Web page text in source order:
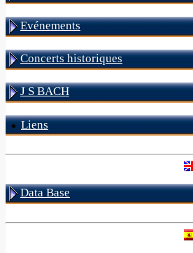
Evénements
Concerts historiques
J S BACH
Liens
Data Base